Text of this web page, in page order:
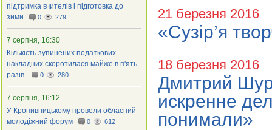
21 березня 2016
«Сузір’я
18 березня 2016
Дмитрий
искренне
понимали»
підтримка вчителів і підготовка до
зими
0 279
7 серпня, 16:30
Кількість зупинених податкових
накладних скоротилася майже в п'ять
разів
0 280
7 серпня, 16:12
У Кропивницькому провели обласний
молодіжний форум
0 612